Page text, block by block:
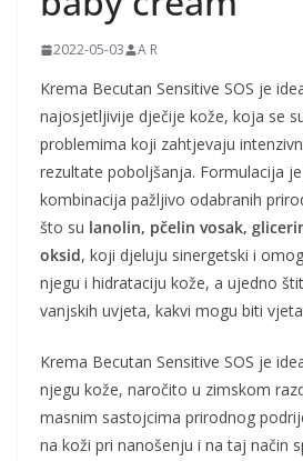
2022-05-03 A R
Krema Becutan Sensitive SOS je
najosjetljivije dječije kože, koja se
problemima koji zahtjevaju
rezultate poboljšanja. Formulacija
kombinacija pažljivo odabranih
što su lanolin, pčelin vosak,
oksid, koji djeluju sinergetski i
njegu i hidrataciju kože, a ujedno
vanjskih uvjeta, kakvi mogu biti
Krema Becutan Sensitive SOS je
njegu kože, naročito u zimskom
masnim sastojcima prirodnog
na koži pri nanošenju i na taj način